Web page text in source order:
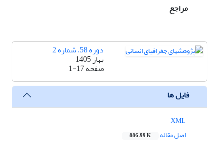
مراجع
دوره 58، شماره 2
بهار 1405
صفحه1-17
فایل ها
اصل مقاله
886.99 K